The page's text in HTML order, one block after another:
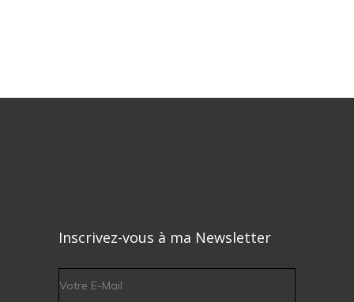
Inscrivez-vous à ma Newsletter